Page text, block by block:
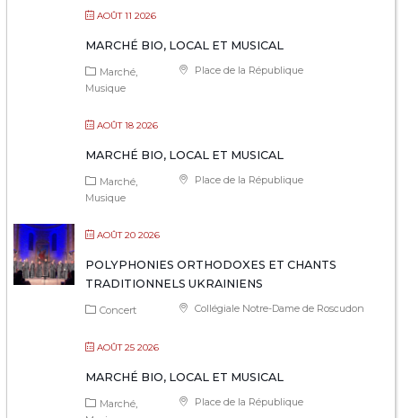
AOÛT 11 2026
MARCHÉ BIO, LOCAL ET MUSICAL
Place de la République
Marché
Musique
AOÛT 18 2026
MARCHÉ BIO, LOCAL ET MUSICAL
Place de la République
Marché
Musique
AOÛT 20 2026
POLYPHONIES ORTHODOXES ET CHANTS
TRADITIONNELS UKRAINIENS
Collégiale Notre-Dame de Roscudon
Concert
AOÛT 25 2026
MARCHÉ BIO, LOCAL ET MUSICAL
Place de la République
Marché